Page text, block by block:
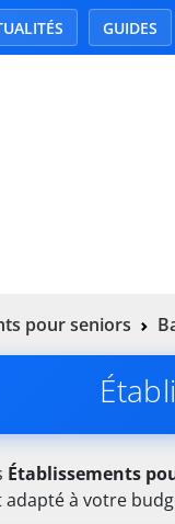
GUIDES
pour seniors
Établissements
à votre